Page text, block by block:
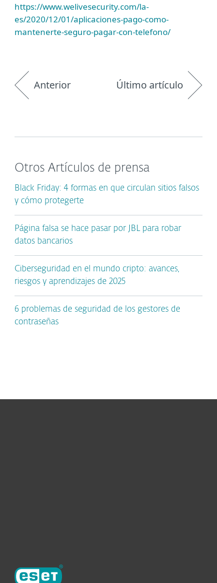
https://www.welivesecurity.com/la-
es/2020/12/01/aplicaciones-pago-como-
mantenerte-seguro-pagar-con-telefono/
Anterior Último artículo
Otros Artículos de prensa
Black Friday: 4 formas en que circulan sitios falsos
y cómo protegerte
Página falsa se hace pasar por JBL para robar
datos bancarios
Ciberseguridad en el mundo cripto: avances,
riesgos y aprendizajes de 2025
6 problemas de seguridad de los gestores de
contraseñas